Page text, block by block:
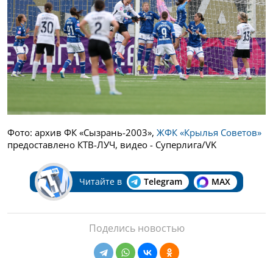
Фото: архив ФК «Сызрань-2003», ЖФК «Крылья Советов»
предоставлено КТВ-ЛУЧ, видео - Суперлига/VK
Читайте в Telegram MAX
Поделись новостью